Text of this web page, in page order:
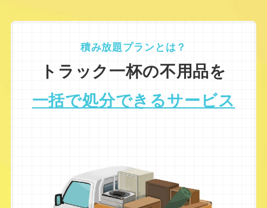
積み放題プランとは？
トラック一杯の不用品を
一括で処分できるサービス